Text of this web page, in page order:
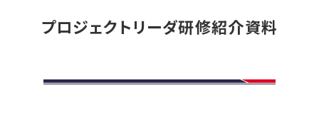
プロジェクトリーダ研修紹介資料